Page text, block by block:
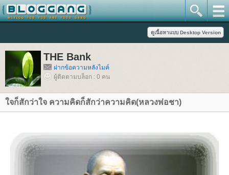
THE Bank
ฝากข้อความหลังไมค์
ผู้ติดตามบล็อก : 0 คน
จก็สักว่าใจ ความคิดก็สักว่าความคิด(หลวงพ่อชา)